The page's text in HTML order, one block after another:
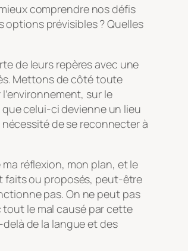
comprendre nos défis
options prévisibles ? Quelles
de leurs repères avec une
Mettons de côté toute
sur le
celui-ci devienne un lieu
nécessité de se reconnecter à
ma réflexion, mon plan, et le
faits ou proposés, peut-être
pas. On ne peut pas
le mal causé par cette
de la langue et des